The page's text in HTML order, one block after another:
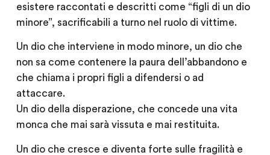
esistere raccontati e descritti come “figli di un dio
minore”, sacrificabili a turno nel ruolo di vittime.
Un dio che interviene in modo minore, un dio che
non sa come contenere la paura dell’abbandono e
che chiama i propri figli a difendersi o ad
attaccare.
Un dio della disperazione, che concede una vita
monca che mai sarà vissuta e mai restituita.
Un dio che cresce e diventa forte sulle fragilità e